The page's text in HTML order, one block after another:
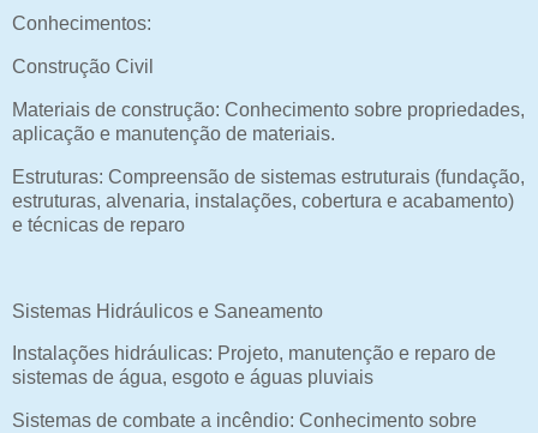
Conhecimentos:
Construção Civil
Materiais de construção: Conhecimento sobre propriedades,
aplicação e manutenção de materiais.
Estruturas: Compreensão de sistemas estruturais (fundação,
estruturas, alvenaria, instalações, cobertura e acabamento)
e técnicas de reparo
Sistemas Hidráulicos e Saneamento
Instalações hidráulicas: Projeto, manutenção e reparo de
sistemas de água, esgoto e águas pluviais
Sistemas de combate a incêndio: Conhecimento sobre